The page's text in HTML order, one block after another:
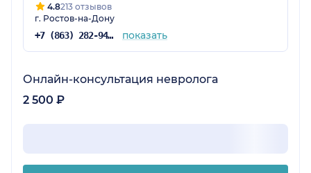
4.8213 отзывов
г. Ростов-на-Дону
+7 (863) 282-94-43 показать
Онлайн-консультация невролога
2 500 ₽